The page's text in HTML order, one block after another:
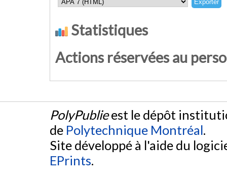
Statistiques
Actions réservées au
PolyPublieest le dépôt
de Polytechnique Montréal.
Site développé à l'aide du
EPrints.